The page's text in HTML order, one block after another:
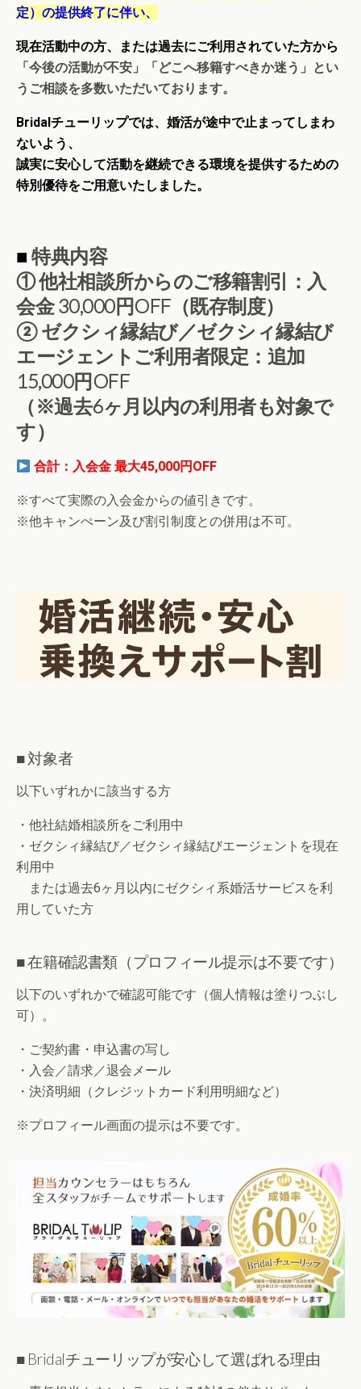
定）の提供終了に伴い、
現在活動中の方、または過去にご利用されていた方から
「今後の活動が不安」「どこへ移籍すべきか迷う」とい
うご相談を多数いただいております。
Bridalチューリップでは、婚活が途中で止まってしまわ
ないよう、
誠実に安心して活動を継続できる環境を提供するための
特別優待をご用意いたしました。
■ 特典内容
① 他社相談所からのご移籍割引：入
会金 30,000円OFF（既存制度）
② ゼクシィ縁結び／ゼクシィ縁結び
エージェントご利用者限定：追加
15,000円OFF
（※過去6ヶ月以内の利用者も対象で
す）
合計：入会金 最大45,000円OFF
※すべて実際の入会金からの値引きです。
※他キャンぺーン及び割引制度との併用は不可。
■ 対象者
以下いずれかに該当する方
・他社結婚相談所をご利用中
・ゼクシィ縁結び／ゼクシィ縁結びエージェントを現在
利用中
または過去6ヶ月以内にゼクシィ系婚活サービスを利
用していた方
■ 在籍確認書類（プロフィール提示は不要です）
以下のいずれかで確認可能です（個人情報は塗りつぶし
可）。
・ご契約書・申込書の写し
・入会／請求／退会メール
・決済明細（クレジットカード利用明細など）
※プロフィール画面の提示は不要です。
■ Bridalチューリップが安心して選ばれる理由